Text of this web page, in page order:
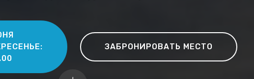
ЗАБРОНИРОВАТЬ МЕСТО